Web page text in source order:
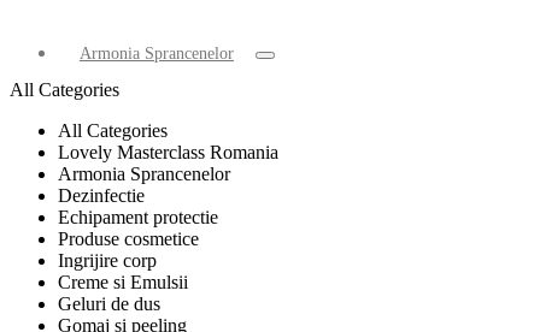
Armonia Sprancenelor
All Categories
All Categories
Lovely Masterclass Romania
Armonia Sprancenelor
Dezinfectie
Echipament protectie
Produse cosmetice
Ingrijire corp
Creme si Emulsii
Geluri de dus
Gomaj si peeling